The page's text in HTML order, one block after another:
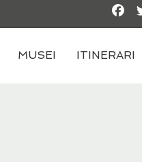
MUSEI ITINERARI